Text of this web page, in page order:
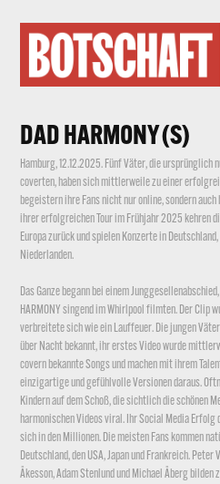
DAD HARMONY (S)
Hamburg, 12.12.2025. Fünf Väter, die
coverten, haben sich mittlerweile zu einer
begeistern ihre Fans nicht nur online, sondern
ihrer erfolgreichen Tour im Frühjahr 2025 kehren
Europa zurück und spielen Konzerte in
Niederlanden.
Das Ganze begann bei einem
HARMONY singend im Whirlpool filmten. Der Clip
verbreitete sich wie ein Lauffeuer. Die jungen
über Nacht bekannt, ihr erstes Video wurde
covern bekannte Songs und machen mit ihrem
einzigartige und gefühlvolle Versionen daraus.
Kindern auf dem Schoß, die sichtlich die schönen
harmonischen Videos viral. Ihr Social Media
sich in den Millionen. Die meisten Fans kommen
Deutschland, den USA, Japan und Frankreich.
Åkesson, Adam Stenlund und Michael Åberg bilden